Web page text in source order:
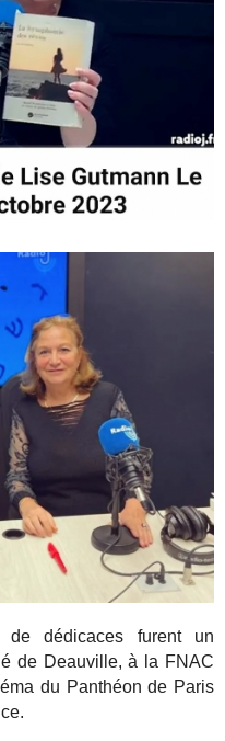
de dédicaces furent un
de Deauville, à la FNAC
du Panthéon de Paris